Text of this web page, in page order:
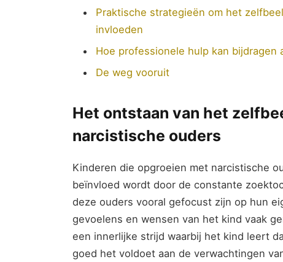
Praktische strategieën om het
invloeden
Hoe professionele hulp kan bijdragen
De weg vooruit
Het ontstaan van het
narcistische ouders
Kinderen die opgroeien met narcistische
beïnvloed wordt door de constante
deze ouders vooral gefocust zijn op hun
gevoelens en wensen van het kind vaak
een innerlijke strijd waarbij het kind leert
goed het voldoet aan de verwachtingen